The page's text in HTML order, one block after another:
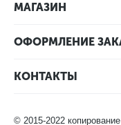
МАГАЗИН
ОФОРМЛЕНИЕ
КОНТАКТЫ
© 2015-2022